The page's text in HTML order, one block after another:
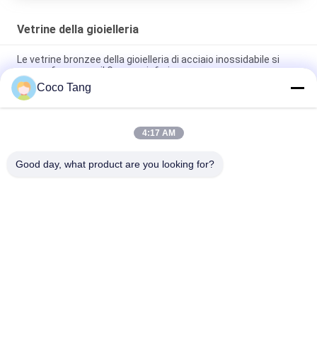
Vetrine della gioielleria
Le vetrine bronzee della gioielleria di acciaio inossidabile si
arcano forma con il Governo inferiore
La gioielleria SS304 montra l'esposizione bronzea del negozio
per il vetro dell'orologio
La gioielleria di titanio del nero del ODM montra con la
Coco Tang
4:17 AM
Good day, what product are you looking for?